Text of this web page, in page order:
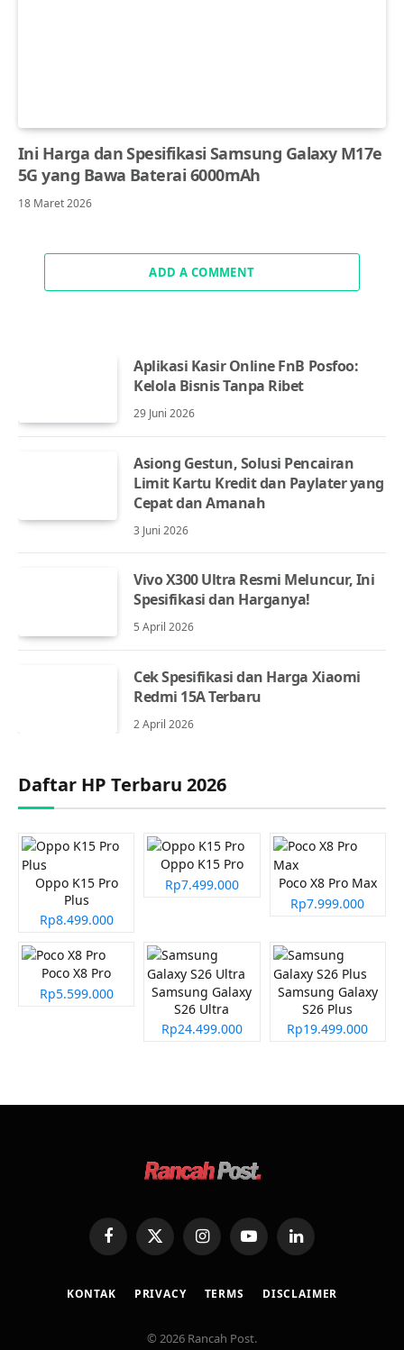
Ini Harga dan Spesifikasi Samsung Galaxy M17e
5G yang Bawa Baterai 6000mAh
18 Maret 2026
ADD A COMMENT
Aplikasi Kasir Online FnB Posfoo:
Kelola Bisnis Tanpa Ribet
29 Juni 2026
Asiong Gestun, Solusi Pencairan
Limit Kartu Kredit dan Paylater yang
Cepat dan Amanah
3 Juni 2026
Vivo X300 Ultra Resmi Meluncur, Ini
Spesifikasi dan Harganya!
5 April 2026
Cek Spesifikasi dan Harga Xiaomi
Redmi 15A Terbaru
2 April 2026
Daftar HP Terbaru 2026
Oppo K15 Pro
Plus
Rp8.499.000
Oppo K15 Pro
Rp7.499.000
Poco X8 Pro Max
Rp7.999.000
Poco X8 Pro
Rp5.599.000
Samsung Galaxy
S26 Ultra
Rp24.499.000
Samsung Galaxy
S26 Plus
Rp19.499.000
FacebookX
(Twitter)
InstagramYouTubeLinkedIn
KONTAK PRIVACY TERMS DISCLAIMER
© 2026 Rancah Post.